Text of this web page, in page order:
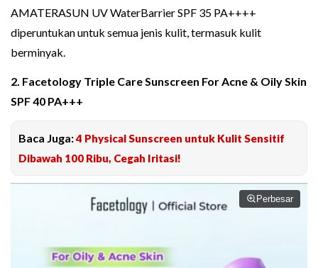
AMATERASUN UV WaterBarrier SPF 35 PA++++
diperuntukan untuk semua jenis kulit, termasuk kulit
berminyak.
2. Facetology Triple Care Sunscreen For Acne & Oily Skin
SPF 40 PA+++
Baca Juga:4 Physical Sunscreen untuk Kulit Sensitif
Dibawah 100 Ribu, Cegah Iritasi!
Perbesar